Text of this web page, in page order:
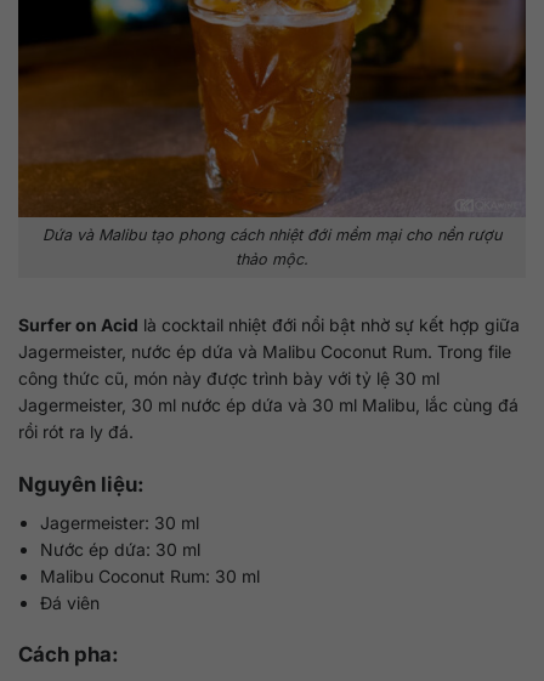
Dứa và Malibu tạo phong cách nhiệt đới mềm mại cho nền rượu
thảo mộc.
Surfer on Acid là cocktail nhiệt đới nổi bật nhờ sự kết hợp giữa
Jagermeister, nước ép dứa và Malibu Coconut Rum. Trong file
công thức cũ, món này được trình bày với tỷ lệ 30 ml
Jagermeister, 30 ml nước ép dứa và 30 ml Malibu, lắc cùng đá
rồi rót ra ly đá.
Nguyên liệu:
Jagermeister: 30 ml
Nước ép dứa: 30 ml
Malibu Coconut Rum: 30 ml
Đá viên
Cách pha: